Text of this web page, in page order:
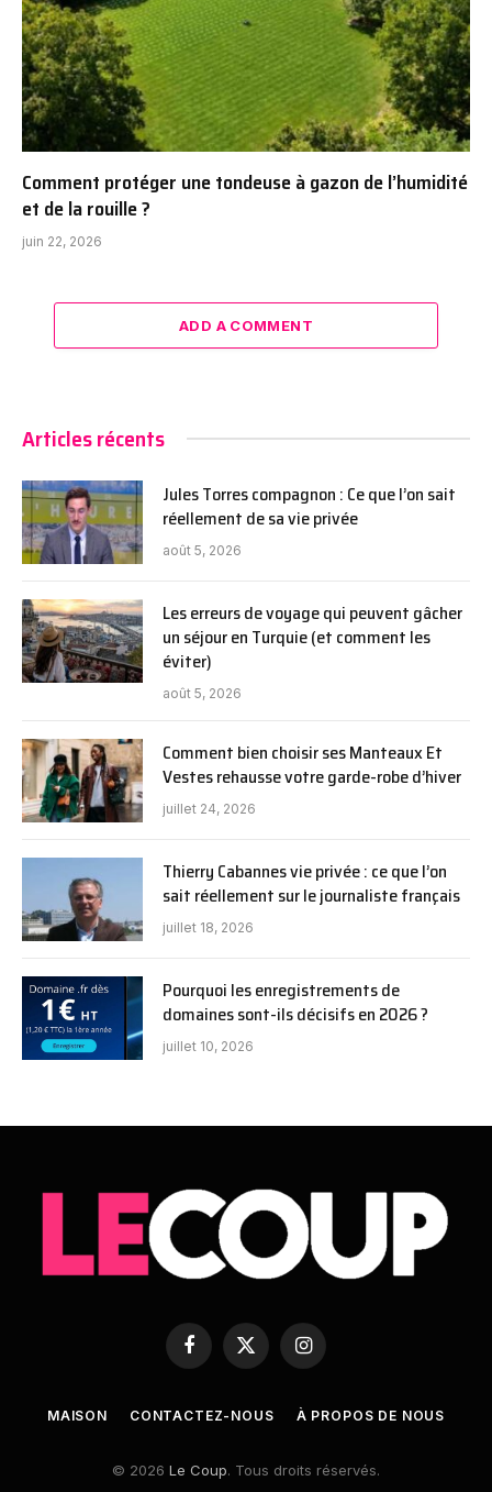
Comment protéger une tondeuse à gazon de l’humidité
et de la rouille ?
juin 22, 2026
ADD A COMMENT
Articles récents
Jules Torres compagnon : Ce que l’on sait
réellement de sa vie privée
août 5, 2026
Les erreurs de voyage qui peuvent gâcher
un séjour en Turquie (et comment les
éviter)
août 5, 2026
Comment bien choisir ses Manteaux Et
Vestes rehausse votre garde-robe d’hiver
juillet 24, 2026
Thierry Cabannes vie privée : ce que l’on
sait réellement sur le journaliste français
juillet 18, 2026
Pourquoi les enregistrements de
domaines sont-ils décisifs en 2026 ?
juillet 10, 2026
Facebook
X
(Twitter)
Instagram
MAISON CONTACTEZ-NOUS À PROPOS DE NOUS
© 2026 Le Coup. Tous droits réservés.